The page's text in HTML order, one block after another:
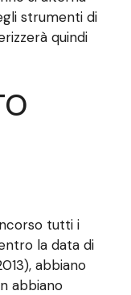
strumenti di
quindi
tutti i
la data di
abbiano
abbiano